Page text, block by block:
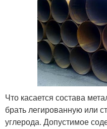
Что касается состава
брать легированную или
углерода. Допустимое